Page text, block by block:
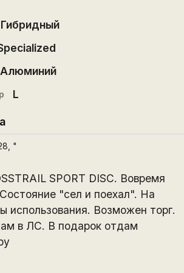
Гибридный
Алюминий
L
, "
SPORT DISC. Вовремя
"сел и поехал". На
использования. Возможен торг.
в ЛС. В подарок отдам